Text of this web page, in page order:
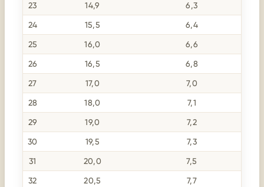
23 14,9 6,3
24 15,5 6,4
25 16,0 6,6
26 16,5 6,8
27 17,0 7,0
28 18,0 7,1
29 19,0 7,2
30 19,5 7,3
31 20,0 7,5
32 20,5 7,7